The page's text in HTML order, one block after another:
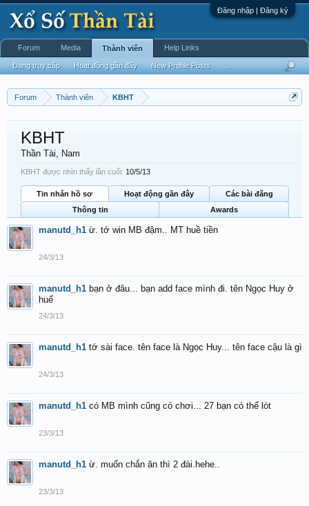
Đăng nhập | Đăng ký
Forum Thành viên KBHT
KBHT
Thần Tài, Nam
KBHT được nhìn thấy lần cuối: 10/5/13
Tin nhắn hồ sơ Hoạt động gần đây
Các bài đăng
Thông tin
Awards
manutd_h1 ừ. tớ win MB đậm.. MT huề tiền
24/3/13
manutd_h1 bạn ở đâu... bạn add face mình đi. tên Ngọc Huy ở
huế
24/3/13
manutd_h1 tớ sài face. tên face là Ngọc Huy... tên face cậu là gì
24/3/13
manutd_h1 có MB mình cũng có chơi... 27 bạn có thể lót
23/3/13
manutd_h1 ừ. muốn chắn ăn thì 2 đài.hehe..
23/3/13
Forum Media Thành viên
Đang truy cập Hoạt động gần đây New Profile Posts
Help Links